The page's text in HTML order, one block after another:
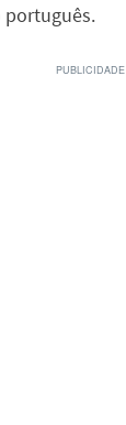
português.